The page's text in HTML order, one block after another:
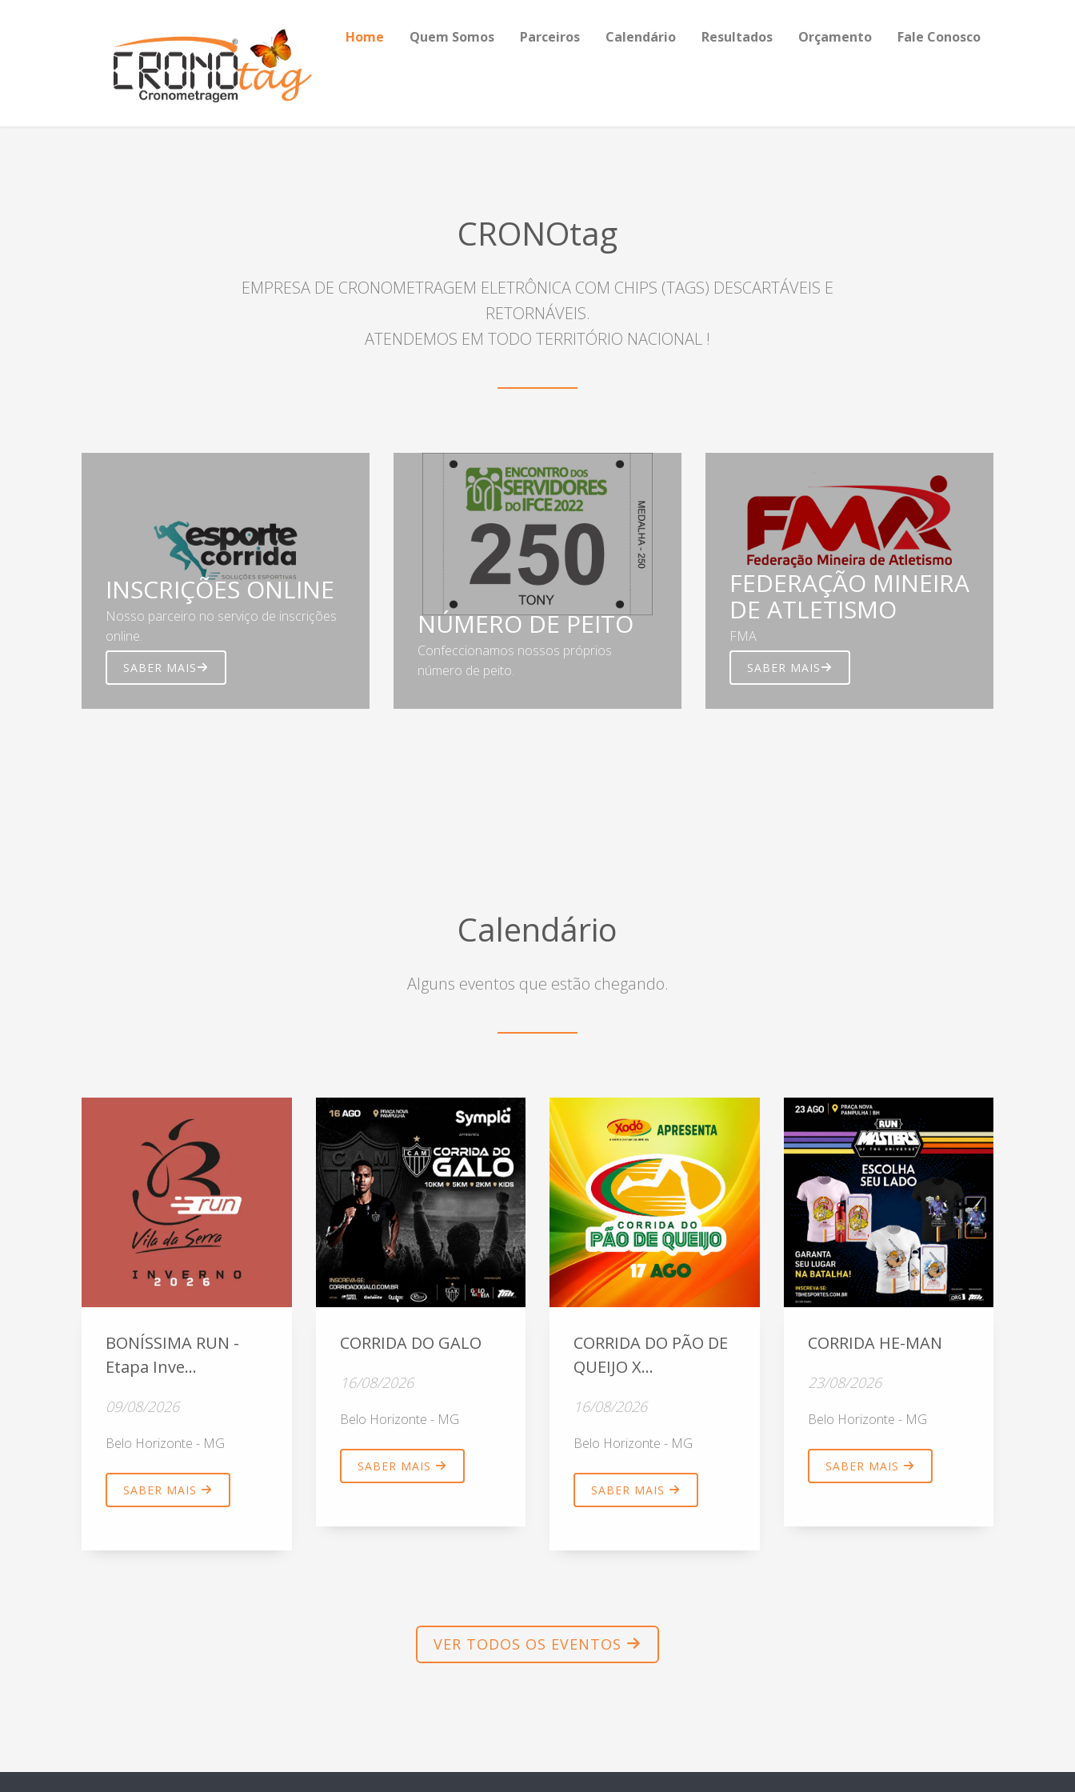
Home Quem Somos Parceiros Calendário Resultados Orçamento Fale Conosco
CRONOtag
EMPRESA DE CRONOMETRAGEM ELETRÔNICA COM CHIPS (TAGS) DESCARTÁVEIS E
RETORNÁVEIS.
ATENDEMOS EM TODO TERRITÓRIO NACIONAL !
INSCRIÇÕES ONLINE
Nosso parceiro no serviço de inscrições
online.
SABER MAIS
NÚMERO DE PEITO
Confeccionamos nossos próprios
número de peito.
FEDERAÇÃO MINEIRA
DE ATLETISMO
FMA
SABER MAIS
Calendário
Alguns eventos que estão chegando.
BONÍSSIMA RUN -
Etapa Inve...
09/08/2026
Belo Horizonte - MG
SABER MAIS
CORRIDA DO GALO
16/08/2026
Belo Horizonte - MG
SABER MAIS
CORRIDA DO PÃO DE
QUEIJO X...
16/08/2026
Belo Horizonte - MG
SABER MAIS
CORRIDA HE-MAN
23/08/2026
Belo Horizonte - MG
SABER MAIS
VER TODOS OS EVENTOS